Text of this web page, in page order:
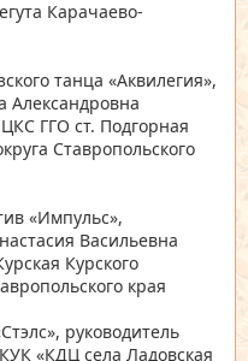
Карачаево-
танца «Аквилегия»,
Александровна
ГГО ст. Подгорная
Ставропольского
«Импульс»,
Васильевна
Курского
края
, руководитель
«КДЦ села Ладовская